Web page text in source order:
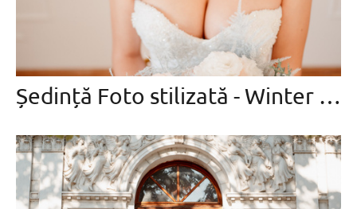
Ședință Foto stilizată - Winter Bride